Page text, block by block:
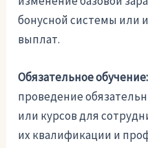
бонусной системы или
выплат.
Обязательное обучение:
проведение
или курсов для
их квалификации и